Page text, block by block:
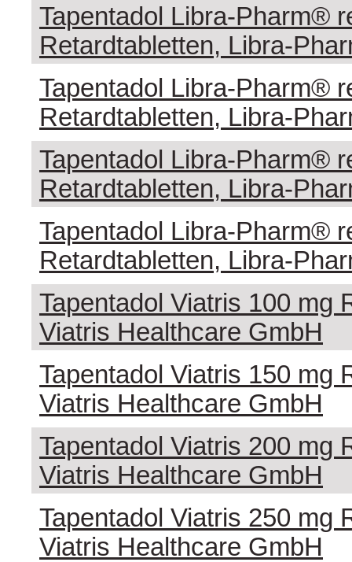
Tapentadol Libra-Pharm®
Retardtabletten, Libra-
Tapentadol Libra-Pharm®
Retardtabletten, Libra-
Tapentadol Libra-Pharm®
Retardtabletten, Libra-
Tapentadol Libra-Pharm®
Retardtabletten, Libra-
Tapentadol Viatris 100 mg
Viatris Healthcare GmbH
Tapentadol Viatris 150 mg
Viatris Healthcare GmbH
Tapentadol Viatris 200 mg
Viatris Healthcare GmbH
Tapentadol Viatris 250 mg
Viatris Healthcare GmbH